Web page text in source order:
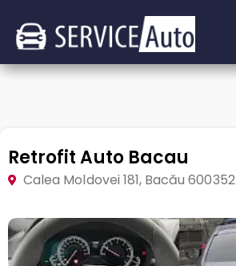
Retrofit Auto Bacau
Calea Moldovei 181, Bacău 600352